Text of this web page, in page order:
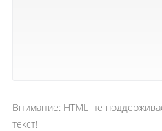
Внимание: HTML не
текст!